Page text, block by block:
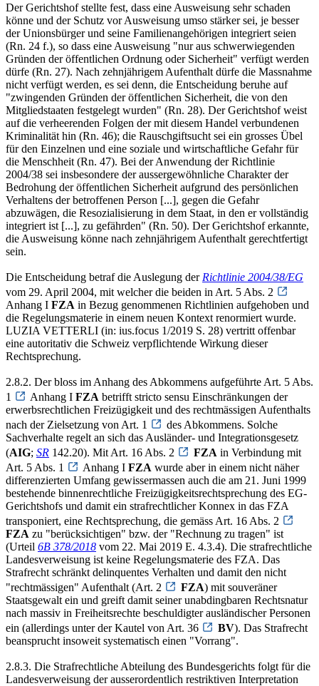
Der Gerichtshof stellte fest, dass eine Ausweisung sehr schaden
könne und der Schutz vor Ausweisung umso stärker sei, je besser
der Unionsbürger und seine Familienangehörigen integriert seien
(Rn. 24 f.), so dass eine Ausweisung "nur aus schwerwiegenden
Gründen der öffentlichen Ordnung oder Sicherheit" verfügt werden
dürfe (Rn. 27). Nach zehnjährigem Aufenthalt dürfe die Massnahme
nicht verfügt werden, es sei denn, die Entscheidung beruhe auf
"zwingenden Gründen der öffentlichen Sicherheit, die von den
Mitgliedstaaten festgelegt wurden" (Rn. 28). Der Gerichtshof weist
auf die verheerenden Folgen der mit diesem Handel verbundenen
Kriminalität hin (Rn. 46); die Rauschgiftsucht sei ein grosses Übel
für den Einzelnen und eine soziale und wirtschaftliche Gefahr für
die Menschheit (Rn. 47). Bei der Anwendung der Richtlinie
2004/38 sei insbesondere der aussergewöhnliche Charakter der
Bedrohung der öffentlichen Sicherheit aufgrund des persönlichen
Verhaltens der betroffenen Person [...], gegen die Gefahr
abzuwägen, die Resozialisierung in dem Staat, in den er vollständig
integriert ist [...], zu gefährden" (Rn. 50). Der Gerichtshof erkannte,
die Ausweisung könne nach zehnjährigem Aufenthalt gerechtfertigt
sein.
Die Entscheidung betraf die Auslegung der Richtlinie 2004/38/EG
vom 29. April 2004, mit welcher die beiden in Art. 5 Abs. 2
Anhang I FZA in Bezug genommenen Richtlinien aufgehoben und
die Regelungsmaterie in einem neuen Kontext renormiert wurde.
LUZIA VETTERLI (in: ius.focus 1/2019 S. 28) vertritt offenbar
eine autoritativ die Schweiz verpflichtende Wirkung dieser
Rechtsprechung.
2.8.2. Der bloss im Anhang des Abkommens aufgeführte Art. 5 Abs.
1
Anhang I FZA betrifft stricto sensu Einschränkungen der
erwerbsrechtlichen Freizügigkeit und des rechtmässigen Aufenthalts
nach der Zielsetzung von Art. 1
des Abkommens. Solche
Sachverhalte regelt an sich das Ausländer- und Integrationsgesetz
(AIG; SR 142.20). Mit Art. 16 Abs. 2 FZA in Verbindung mit
Art. 5 Abs. 1
Anhang I FZA wurde aber in einem nicht näher
differenzierten Umfang gewissermassen auch die am 21. Juni 1999
bestehende binnenrechtliche Freizügigkeitsrechtsprechung des EG-
Gerichtshofs und damit ein strafrechtlicher Konnex in das FZA
transponiert, eine Rechtsprechung, die gemäss Art. 16 Abs. 2
FZA zu "berücksichtigen" bzw. der "Rechnung zu tragen" ist
(Urteil 6B 378/2018 vom 22. Mai 2019 E. 4.3.4). Die strafrechtliche
Landesverweisung ist keine Regelungsmaterie des FZA. Das
Strafrecht schränkt delinquentes Verhalten und damit den nicht
"rechtmässigen" Aufenthalt (Art. 2
FZA) mit souveräner
Staatsgewalt ein und greift damit seiner unabdingbaren Rechtsnatur
nach massiv in Freiheitsrechte beschuldigter ausländischer Personen
ein (allerdings unter der Kautel von Art. 36
BV). Das Strafrecht
beansprucht insoweit systematisch einen "Vorrang".
2.8.3. Die Strafrechtliche Abteilung des Bundesgerichts folgt für die
Landesverweisung der ausserordentlich restriktiven Interpretation